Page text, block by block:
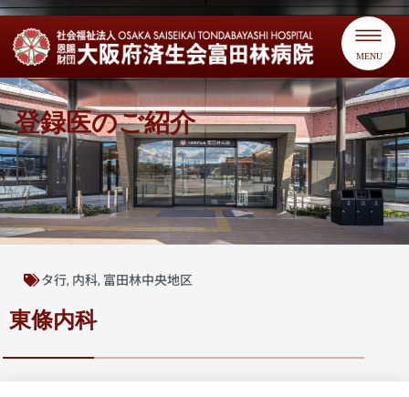
MENU
登録医のご紹介
タ行, 内科, 富田林中央地区
東條内科